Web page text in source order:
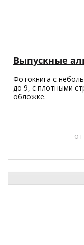
Выпускные
Фотокнига с
до 9, с плотными
обложке.
от